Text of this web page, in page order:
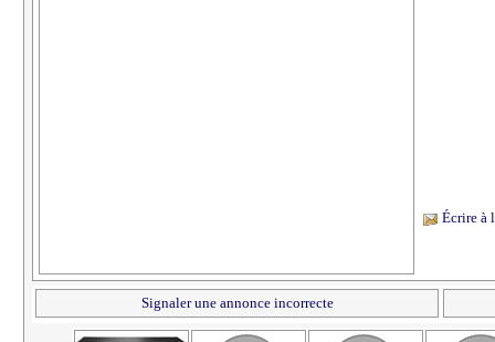
Écrire à
Signaler une annonce incorrecte